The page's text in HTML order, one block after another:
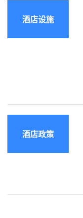
酒店设施
酒店政策